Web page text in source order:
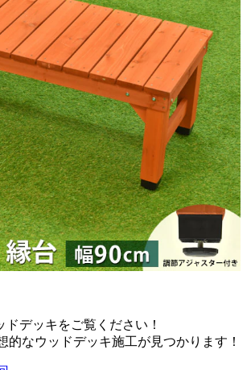
ドデッキをご覧ください！
的なウッドデッキ施工が見つかります！